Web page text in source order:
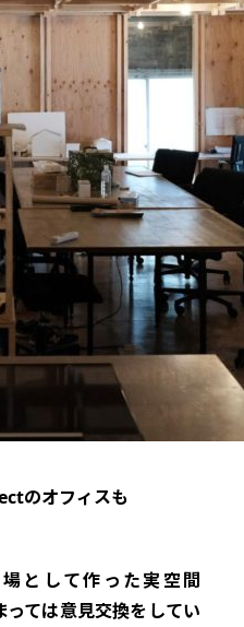
のオフィスも
として作った実空間
ては意見交換をしてい